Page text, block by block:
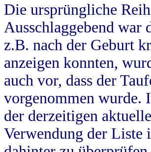
Die ursprüngliche
Ausschlaggebend war
z.B. nach der Geburt
anzeigen konnten,
auch vor, dass der
vorgenommen wurde.
der derzeitigen
Verwendung der Liste